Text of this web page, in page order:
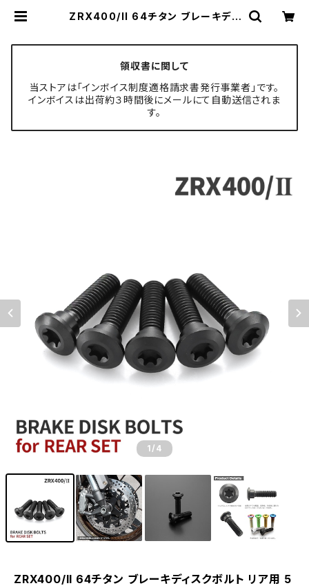
ZRX400/II 64チタン ブレーキディ
MASTER ボルト専門店
領収書に関して
当ストアは「インボイス制度適格請求書発行事業者」です。
インボイスは出荷約３時間後にメールにて自動送信されま
す。
1 /4
ZRX400/II 64チタン ブレーキディスクボルト リア用 5